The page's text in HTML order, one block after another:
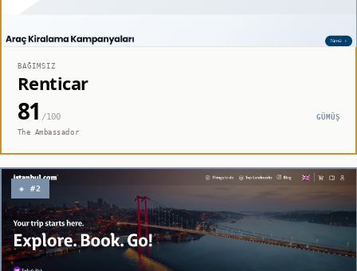
BAĞIMSIZ
Renticar
81 /100
GÜMÜŞ
The Ambassador
◈ #2